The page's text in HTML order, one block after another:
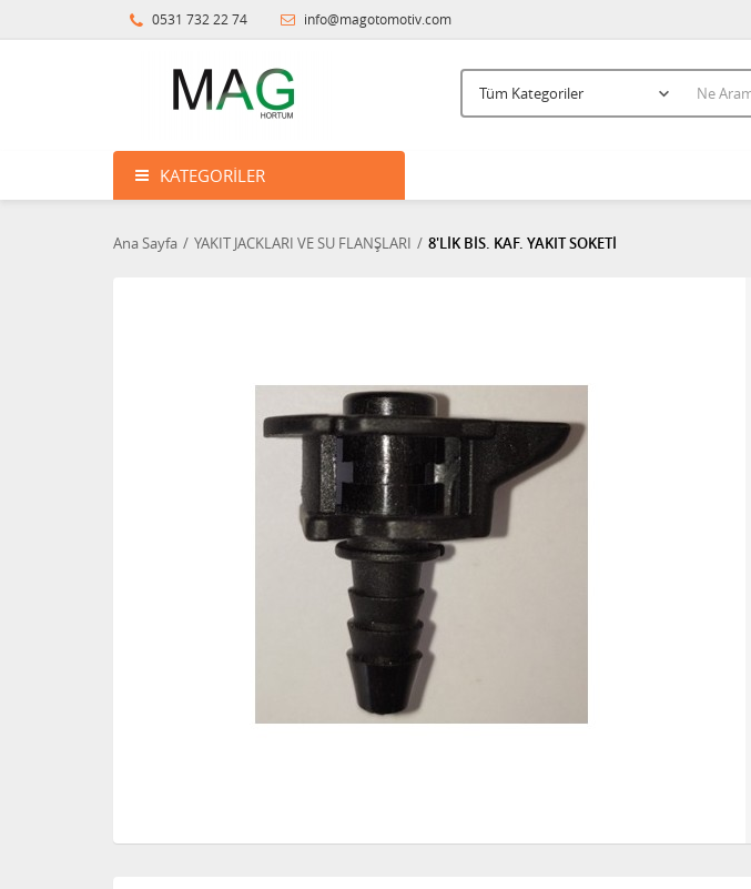
0531 732 22 74 info@magotomotiv.com
KATEGORILER
Ana Sayfa YAKIT JACKLARI VE SU FLANŞLARI 8'LİK BİS. KAF. YAKIT SOKETİ